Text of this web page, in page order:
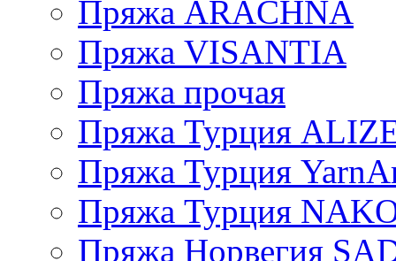
Пряжа ARACHNA
Пряжа VISANTIA
Пряжа прочая
Пряжа Турция
Пряжа Турция
Пряжа Турция
Пряжа Норвегия